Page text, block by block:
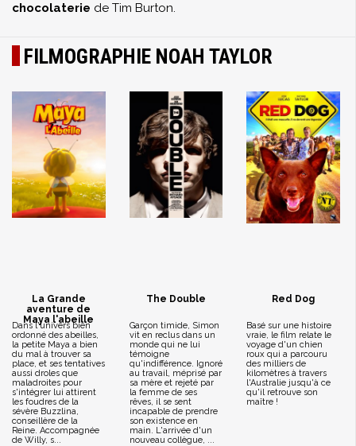
chocolaterie de Tim Burton.
FILMOGRAPHIE NOAH TAYLOR
La Grande
aventure de
Maya l'abeille
Dans l'univers bien
ordonné des abeilles,
la petite Maya a bien
du mal à trouver sa
place, et ses tentatives
aussi droles que
maladroites pour
s'intégrer lui attirent
les foudres de la
sévère Buzzlina,
conseillère de la
Reine. Accompagnée
de Willy, s...
The Double
Garçon timide, Simon
vit en reclus dans un
monde qui ne lui
témoigne
qu'indifférence. Ignoré
au travail, méprisé par
sa mère et rejeté par
la femme de ses
rêves, il se sent
incapable de prendre
son existence en
main. L'arrivée d'un
nouveau collègue, ...
Red Dog
Basé sur une histoire
vraie, le film relate le
voyage d'un chien
roux qui a parcouru
des milliers de
kilomètres à travers
l'Australie jusqu'à ce
qu'il retrouve son
maître !